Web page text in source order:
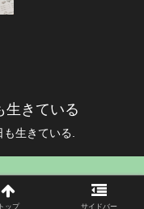
生きている
生きている.
トップ サイドバー